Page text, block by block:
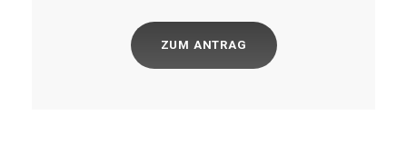
ZUM ANTRAG